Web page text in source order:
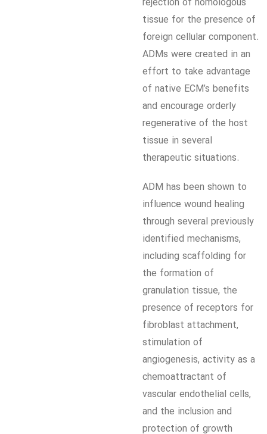
tissue for the presence of
foreign cellular component.
ADMs were created in an
effort to take advantage
of native ECM’s benefits
and encourage orderly
regenerative of the host
tissue in several
therapeutic situations.
ADM has been shown to
influence wound healing
through several previously
identified mechanisms,
including scaffolding for
the formation of
granulation tissue, the
presence of receptors for
fibroblast attachment,
stimulation of
angiogenesis, activity as a
chemoattractant of
vascular endothelial cells,
and the inclusion and
protection of growth